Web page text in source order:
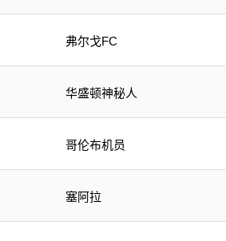
弗尔戈FC
华盛顿神秘人
哥伦布机员
塞阿拉